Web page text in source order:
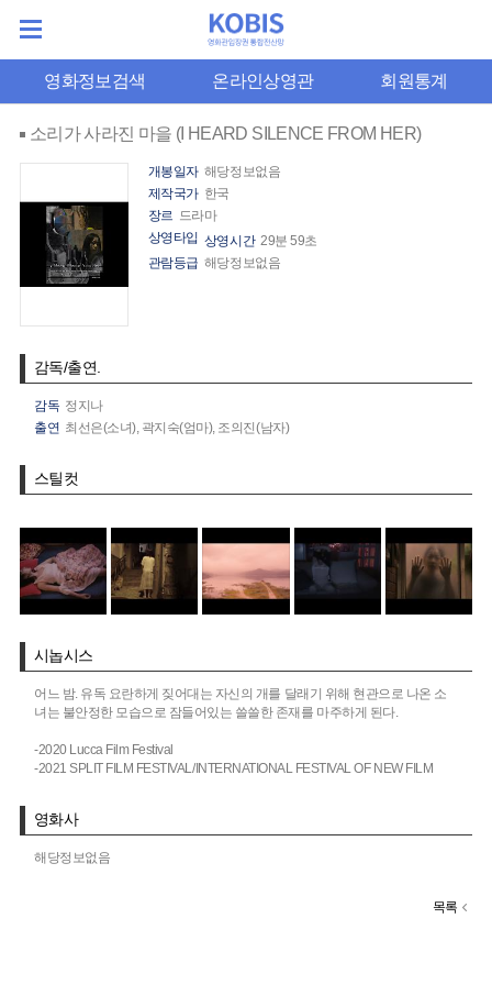
영화정보검색 온라인상영관 회원통계
소리가 사라진 마을 (I HEARD SILENCE FROM HER)
개봉일자 해당정보없음
제작국가 한국
장르 드라마
상영타입 상영시간 29분 59초
관람등급 해당정보없음
감독/출연.
감독 정지나
출연 최선은(소녀), 곽지숙(엄마), 조의진(남자)
스틸컷
시놉시스
어느 밤. 유독 요란하게 짖어대는 자신의 개를 달래기 위해 현관으로 나온 소
녀는 불안정한 모습으로 잠들어있는 쓸쓸한 존재를 마주하게 된다.
-2020 Lucca Film Festival
-2021 SPLIT FILM FESTIVAL/INTERNATIONAL FESTIVAL OF NEW FILM
영화사
해당정보없음
목록